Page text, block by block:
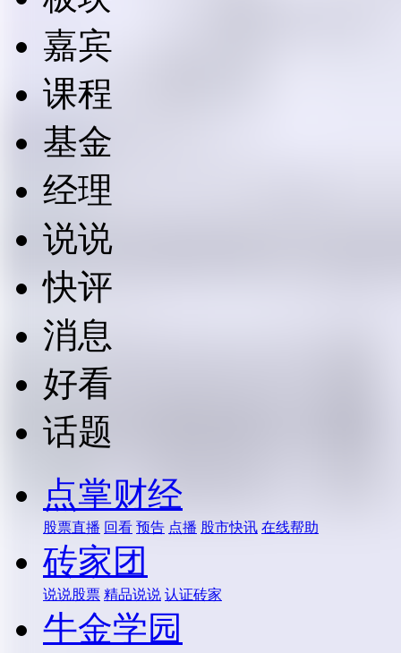
嘉宾
课程
基金
经理
说说
快评
消息
好看
话题
点掌财经
股票直播 回看 预告 点播 股市快讯 在线帮助
砖家团
说说股票 精品说说 认证砖家
牛金学园